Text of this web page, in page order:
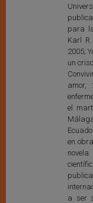
para
Karl
2005;
un
amor,
el
en
a ser